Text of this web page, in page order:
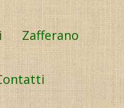
Zafferano